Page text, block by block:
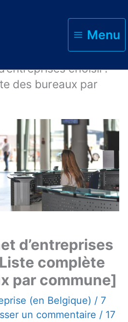
Menu
(en Belgique)
choisir?
des bureaux par
d’entreprises
complète
par commune]
(en Belgique) / 7
un commentaire / 17